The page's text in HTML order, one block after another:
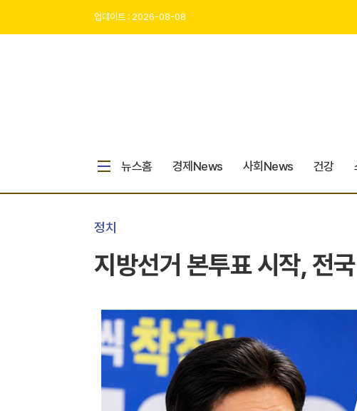
업데이트 : 2026-08-08
뉴스홈 경제News 사회News 건강
정치
지방선거 본투표 시작, 전